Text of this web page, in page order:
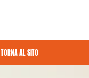
TORNA AL SITO